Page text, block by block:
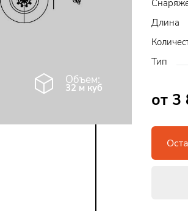
Объем:
32 м куб
Длина
Тип
от 3